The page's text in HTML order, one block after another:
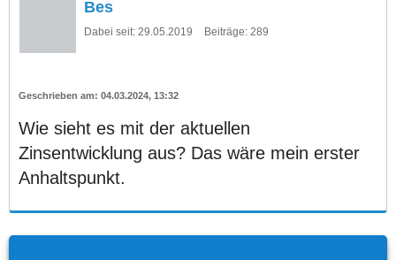
Bes
Dabei seit: 29.05.2019 Beiträge: 289
04.03.2024, 13:32
Wie sieht es mit der aktuellen
Zinsentwicklung aus? Das wäre mein erster
Anhaltspunkt.